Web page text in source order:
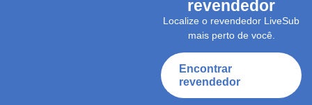
revendedor
Localize o revendedor LiveSub
mais perto de você.
Encontrar
revendedor